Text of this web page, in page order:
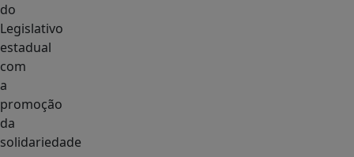
do
Legislativo
estadual
com
a
promoção
da
solidariedade